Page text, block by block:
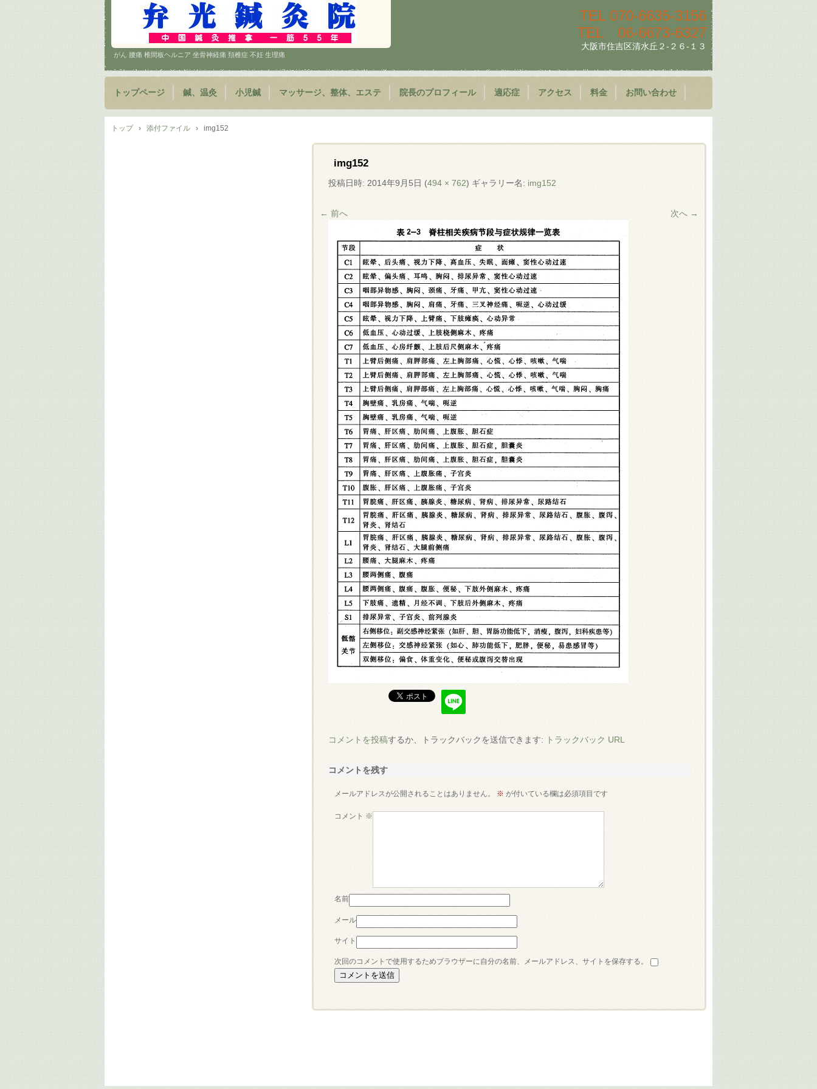
がん 腰痛 椎間板ヘルニア 坐骨神経痛 頚椎症 不妊 生理痛
TEL 070-6635-3156
TEL 06-6673-6327
大阪市住吉区清水丘２-２６-１３
トップページ 鍼、温灸 小児鍼 マッサージ、整体、エステ 院長のプロフィール 適応症 アクセス 料金 お問い合わせ
トップ › 添付ファイル › img152
img152
投稿日時: 2014年9月5日 (494 × 762) ギャラリー名: img152
← 前へ 次へ →
コメントを投稿するか、トラックバックを送信できます: トラックバック URL
コメントを残す
メールアドレスが公開されることはありません。 ※ が付いている欄は必須項目です
コメント ※
名前
メール
サイト
次回のコメントで使用するためブラウザーに自分の名前、メールアドレス、サイトを保存する。